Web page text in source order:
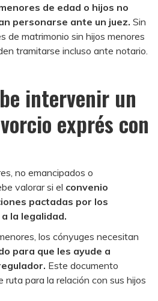
de edad o hijos no
personarse ante un juez. Sin
de matrimonio sin hijos menores
tramitarse incluso ante notario.
intervenir un
exprés con
no emancipados o
valorar si el convenio
pactadas por los
la legalidad.
los cónyuges necesitan
para que les ayude a
Este documento
ruta para la relación con sus hijos